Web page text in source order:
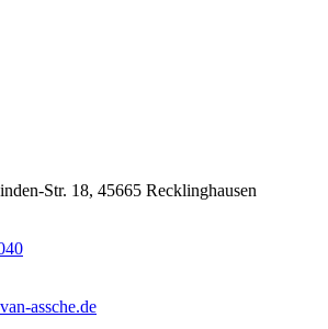
Str. 18, 45665 Recklinghausen
assche.de